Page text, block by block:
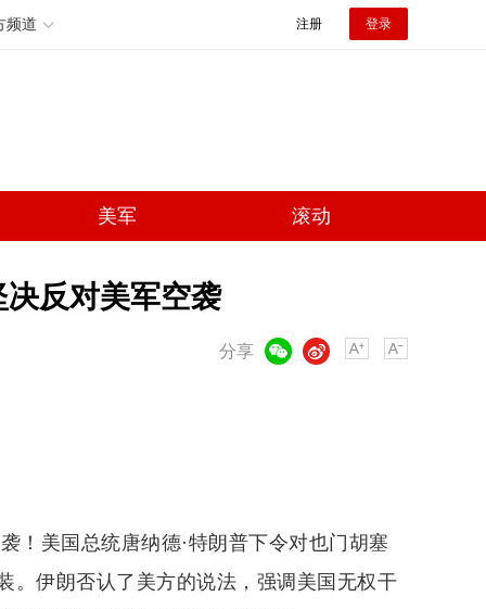
频道 注册 登录
美军 滚动
反对美军空袭
分享
微博
！美国总统唐纳德·特朗普下令对也门胡塞
。伊朗否认了美方的说法，强调美国无权干